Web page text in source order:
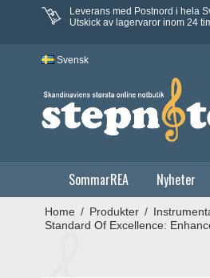
Leverans med Postnord i hela
Utskick av lagervaror inom 24
Svensk
SommarREA Nyheter
Home / Produkter /
Standard Of Excellence: